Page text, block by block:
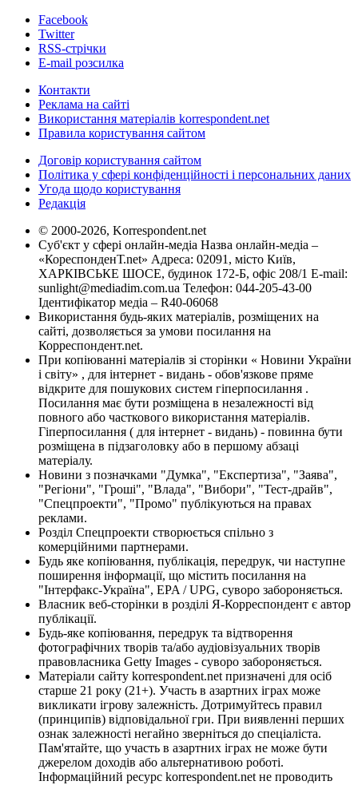
Facebook
Twitter
RSS-стрічки
E-mail розсилка
Контакти
Реклама на сайті
Використання матеріалів korrespondent.net
Правила користування сайтом
Договір користування сайтом
Політика у сфері конфіденційності і персональних даних
Угода щодо користування
Редакція
© 2000-2026, Korrespondent.net
Суб'єкт у сфері онлайн-медіа Назва онлайн-медіа –
«КореспонденТ.net» Адреса: 02091, місто Київ,
ХАРКІВСЬКЕ ШОСЕ, будинок 172-Б, офіс 208/1 E-mail:
sunlight@mediadim.com.ua Телефон: 044-205-43-00
Ідентифікатор медіа – R40-06068
Використання будь-яких матеріалів, розміщених на
сайті, дозволяється за умови посилання на
Корреспондент.net.
При копіюванні матеріалів зі сторінки « Новини України
і світу» , для інтернет - видань - обов'язкове пряме
відкрите для пошукових систем гіперпосилання .
Посилання має бути розміщена в незалежності від
повного або часткового використання матеріалів.
Гіперпосилання ( для інтернет - видань) - повинна бути
розміщена в підзаголовку або в першому абзаці
матеріалу.
Новини з позначками "Думка", "Експертиза", "Заява",
"Регіони", "Гроші", "Влада", "Вибори", "Тест-драйв",
"Спецпроекти", "Промо" публікуються на правах
реклами.
Розділ Спецпроекти створюється спільно з
комерційними партнерами.
Будь яке копіювання, публікація, передрук, чи наступне
поширення інформації, що містить посилання на
"Інтерфакс-Україна", EPA / UPG, суворо забороняється.
Власник веб-сторінки в розділі Я-Корреспондент є автор
публікації.
Будь-яке копіювання, передрук та відтворення
фотографічних творів та/або аудіовізуальних творів
правовласника Getty Images - суворо забороняється.
Матеріали сайту korrespondent.net призначені для осіб
старше 21 року (21+). Участь в азартних іграх може
викликати ігрову залежність. Дотримуйтесь правил
(принципів) відповідальної гри. При виявленні перших
ознак залежності негайно зверніться до спеціаліста.
Пам'ятайте, що участь в азартних іграх не може бути
джерелом доходів або альтернативою роботі.
Інформаційний ресурс korrespondent.net не проводить